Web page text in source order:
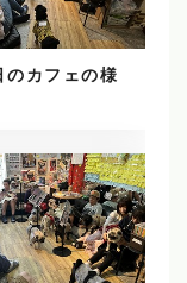
のカフェの様